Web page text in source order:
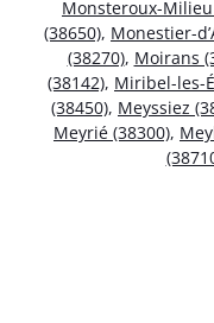
Monsteroux-Milieu
(38650), Monestier-
(38270), Moirans
(38142), Miribel-les-
(38450), Meyssiez
Meyrié (38300),